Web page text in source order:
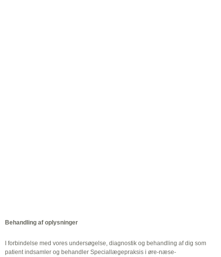
Behandling af oplysninger
I forbindelse med vores undersøgelse, diagnostik og behandling af dig som
patient indsamler og behandler Speciallægepraksis i øre-næse-